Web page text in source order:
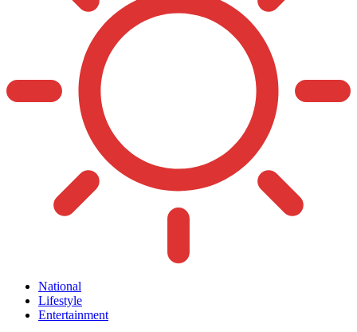
National
Lifestyle
Entertainment